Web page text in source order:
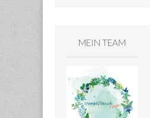
MEIN TEAM